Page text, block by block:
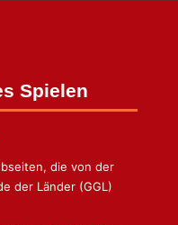
Spielen
die von der
der Länder (GGL)